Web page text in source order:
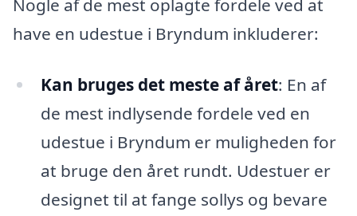
Nogle af de mest oplagte fordele ved at
have en udestue i Bryndum inkluderer:
Kan bruges det meste af året: En af
de mest indlysende fordele ved en
udestue i Bryndum er muligheden for
at bruge den året rundt. Udestuer er
designet til at fange sollys og bevare